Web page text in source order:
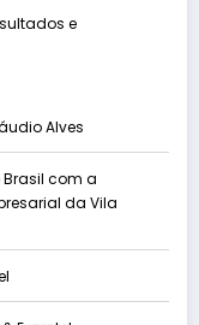
e
Alves
com a
da Vila